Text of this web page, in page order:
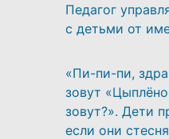
Педагог
с детьми от
«Пи-пи-пи,
зовут
зовут?». Дети
если они